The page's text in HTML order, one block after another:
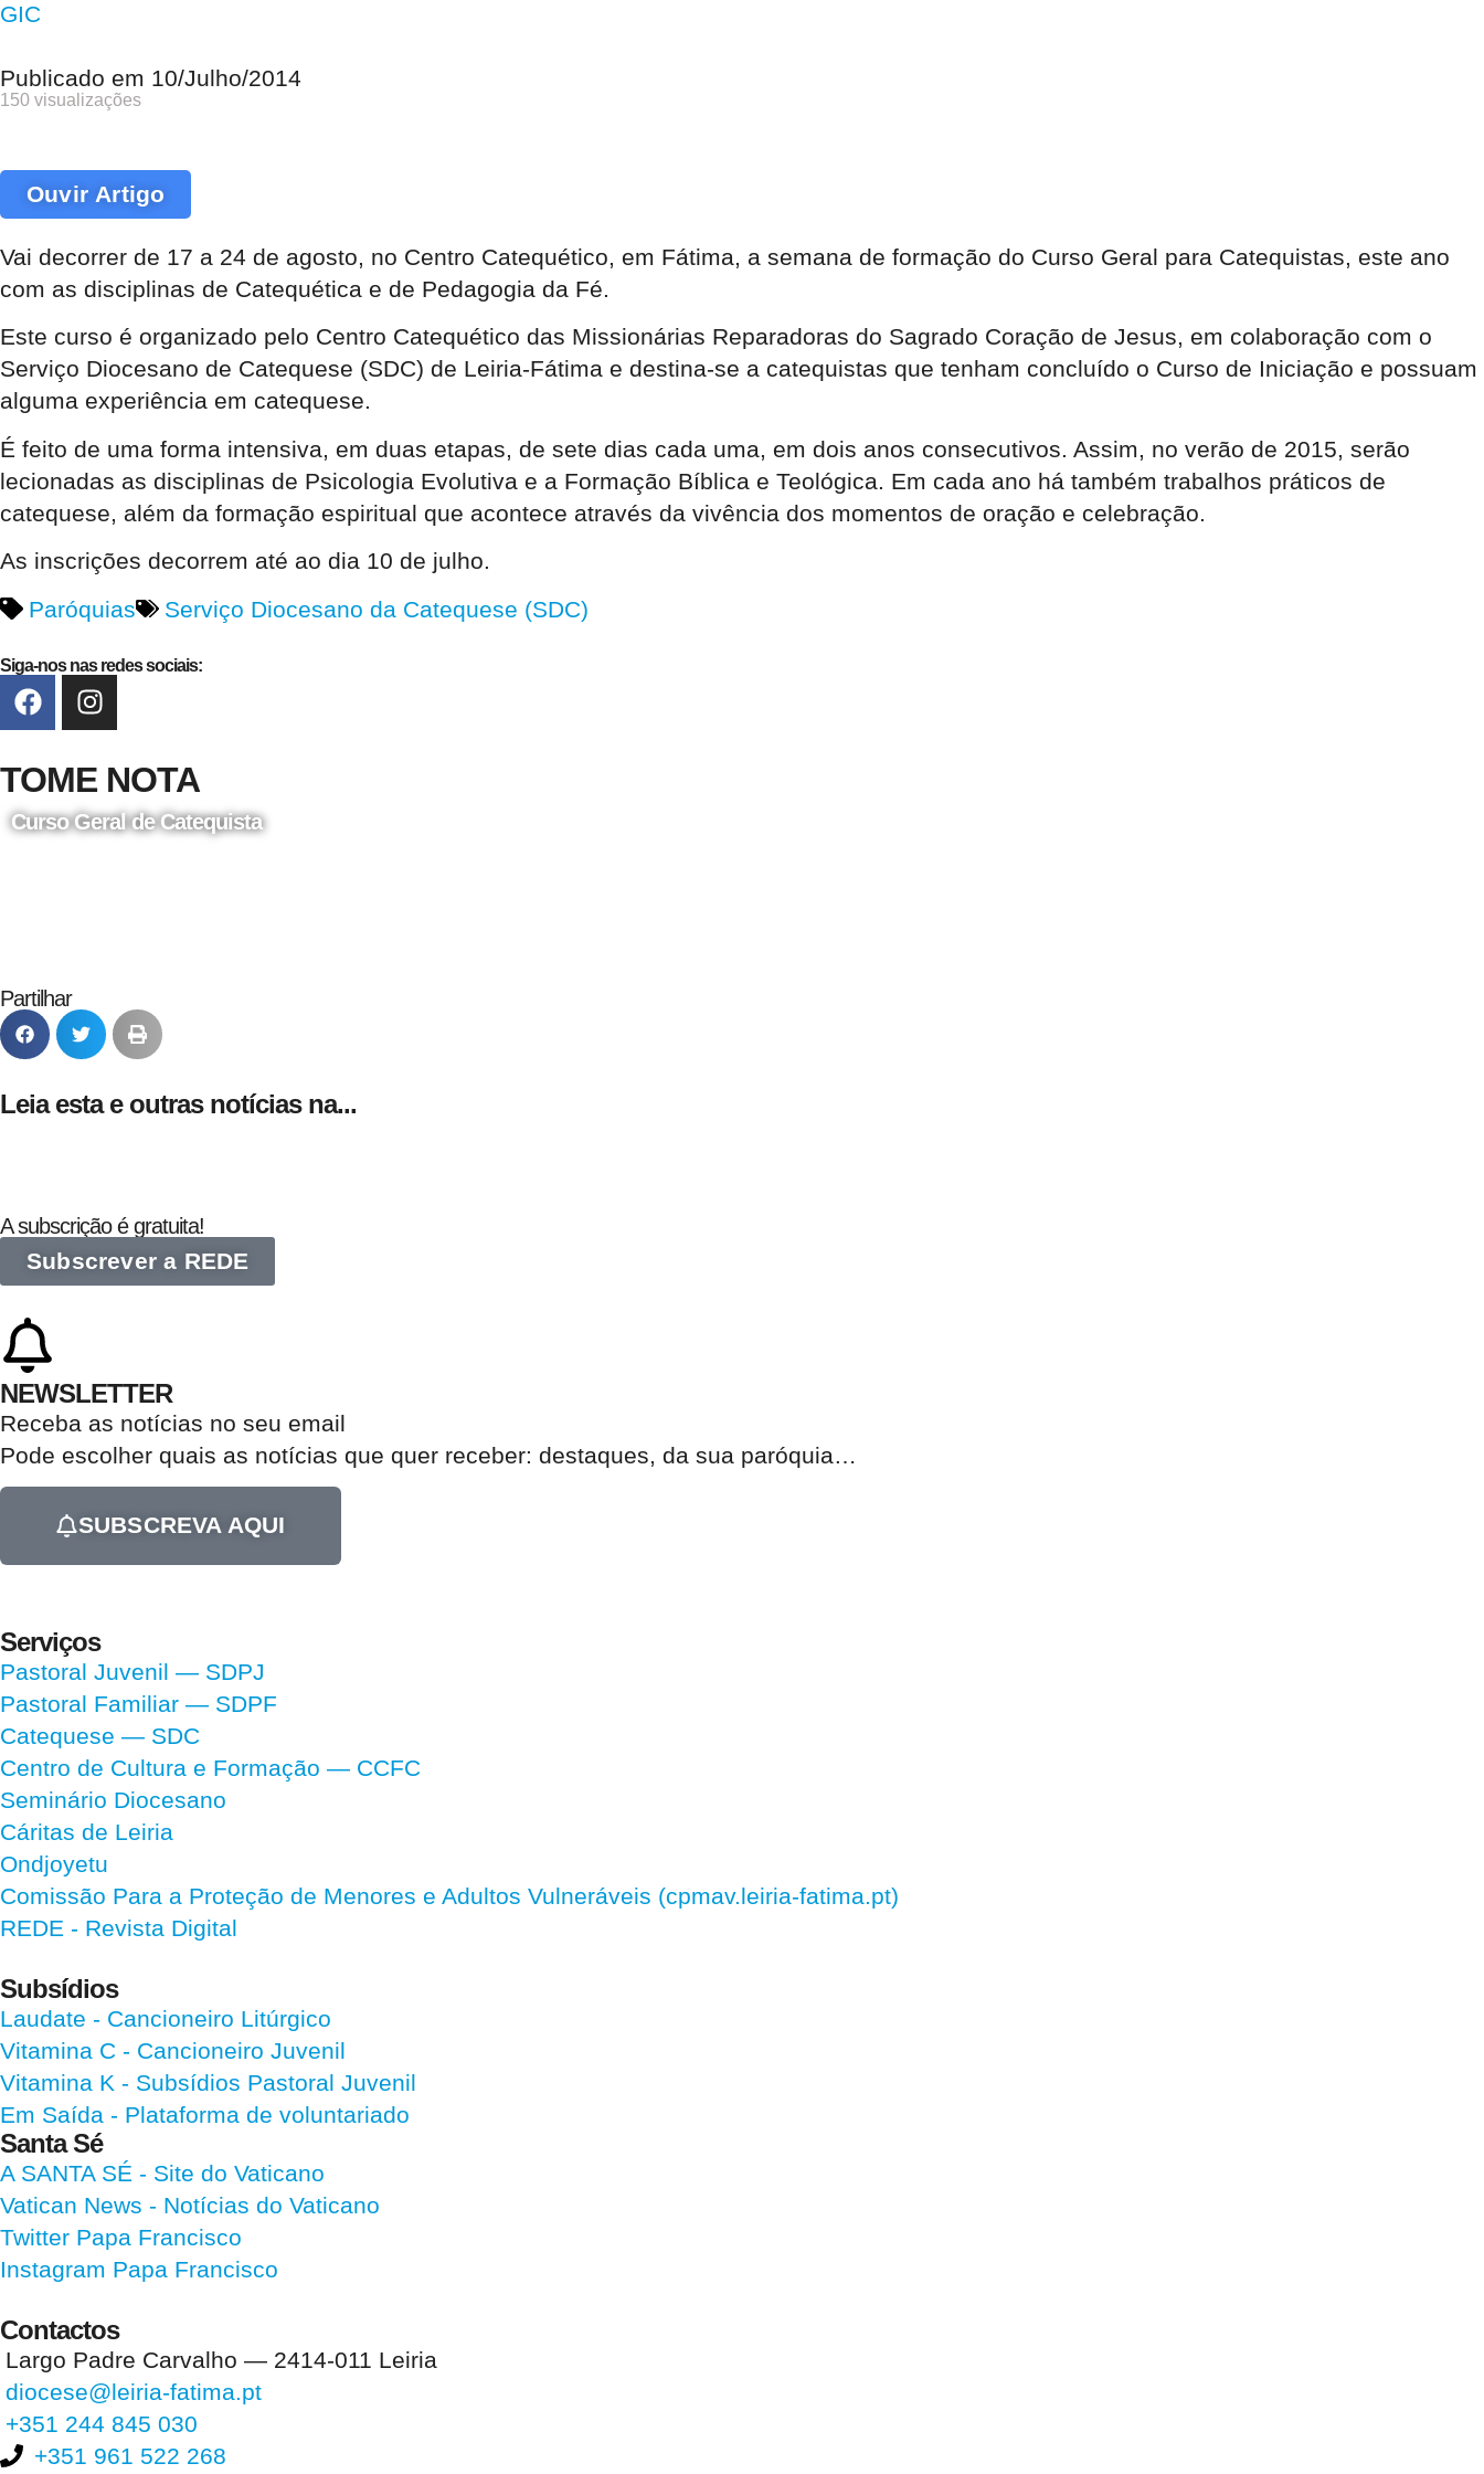
GIC
Publicado em 10/Julho/2014
150 visualizações
Ouvir Artigo
Vai decorrer de 17 a 24 de agosto, no Centro Catequético, em Fátima, a semana de formação do Curso Geral para Catequistas, este ano
com as disciplinas de Catequética e de Pedagogia da Fé.
Este curso é organizado pelo Centro Catequético das Missionárias Reparadoras do Sagrado Coração de Jesus, em colaboração com o
Serviço Diocesano de Catequese (SDC) de Leiria-Fátima e destina-se a catequistas que tenham concluído o Curso de Iniciação e possuam
alguma experiência em catequese.
É feito de uma forma intensiva, em duas etapas, de sete dias cada uma, em dois anos consecutivos. Assim, no verão de 2015, serão
lecionadas as disciplinas de Psicologia Evolutiva e a Formação Bíblica e Teológica. Em cada ano há também trabalhos práticos de
catequese, além da formação espiritual que acontece através da vivência dos momentos de oração e celebração.
As inscrições decorrem até ao dia 10 de julho.
Paróquias
Serviço Diocesano da Catequese (SDC)
Siga-nos nas redes sociais:
TOME NOTA
Curso Geral de Catequista
Partilhar
Leia esta e outras notícias na...
A subscrição é gratuita!
Subscrever a REDE
NEWSLETTER
Receba as notícias no seu email​
Pode escolher quais as notícias que quer receber: destaques, da sua paróquia
SUBSCREVA AQUI
Serviços
Pastoral Juvenil — SDPJ
Pastoral Familiar — SDPF
Catequese — SDC
Centro de Cultura e Formação — CCFC
Seminário Diocesano
Cáritas de Leiria
Ondjoyetu
Comissão Para a Proteção de Menores e Adultos Vulneráveis (cpmav.leiria-fatima.pt)
REDE - Revista Digital
Subsídios
Laudate - Cancioneiro Litúrgico
Vitamina C - Cancioneiro Juvenil
Vitamina K - Subsídios Pastoral Juvenil
Em Saída - Plataforma de voluntariado
Santa Sé
A SANTA SÉ - Site do Vaticano
Vatican News - Notícias do Vaticano
Twitter Papa Francisco
Instagram Papa Francisco
Contactos
Largo Padre Carvalho — 2414-011 Leiria
diocese@leiria-fatima.pt
+351 244 845 030
+351 961 522 268